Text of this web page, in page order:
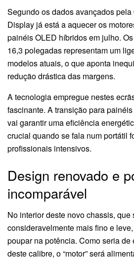
Segundo os dados avançados
Display já está a aquecer os
painéis OLED híbridos em julho.
16,3 polegadas representam um
modelos atuais, o que aponta
redução drástica das margens.
A tecnologia empregue nestes
fascinante. A transição para painéis
vai garantir uma eficiência
crucial quando se fala num portátil
profissionais intensivos.
Design renovado e
incomparável
No interior deste novo chassis, que
consideravelmente mais fino e
poupar na potência. Como seria
deste calibre, o “motor” será